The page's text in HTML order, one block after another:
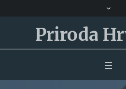
Priroda